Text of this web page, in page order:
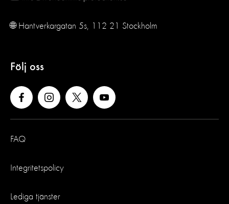
🌐 Hantverkargatan 5s, 112 21 Stockholm
Följ oss
FAQ
Integritetspolicy
Lediga tjänster